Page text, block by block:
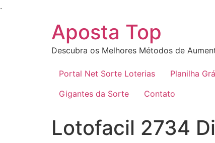
.
Aposta Top
Descubra os Melhores Métodos de
Portal Net Sorte Loterias Planilha
Gigantes da Sorte
Contato
Lotofacil 2734